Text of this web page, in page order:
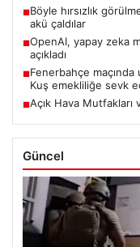
■Böyle hırsızlık
akü çaldılar
■OpenAI, yapay zeka
açıkladı
■Fenerbahçe
Kuş emekliliğe sevk
■Açık Hava Mutfakları
Güncel